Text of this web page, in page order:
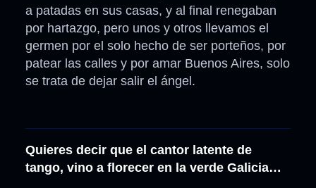
a patadas en sus casas, y al final renegaban
por hartazgo, pero unos y otros llevamos el
germen por el solo hecho de ser porteños, por
patear las calles y por amar Buenos Aires, solo
se trata de dejar salir el ángel.
Quieres decir que el cantor latente de
tango, vino a florecer en la verde Galicia…